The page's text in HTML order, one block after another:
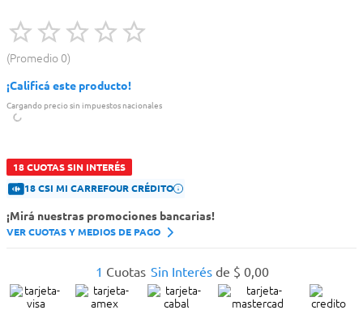
Promedio 0
¡Calificá este producto!
Cargando precio sin impuestos nacionales
18 CUOTAS SIN INTERÉS
18 CSI MI CARREFOUR CRÉDITO
¡Mirá nuestras promociones bancarias!
VER CUOTAS Y MEDIOS DE PAGO
1 Cuotas Sin Interés de $ 0,00